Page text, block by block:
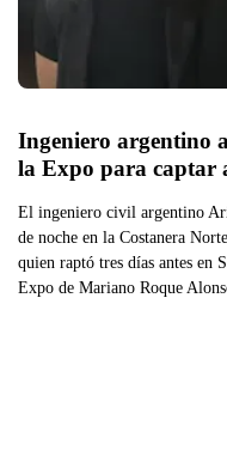
Ingeniero argentino
El ingeniero civil argentino
de noche en la Costanera
quien raptó tres días antes en
Expo de Mariano Roque